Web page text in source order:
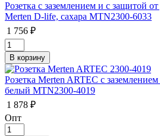
Розетка с заземлением и с защитой
Merten D-life, сахара MTN2300-6033
1 756 ₽
Розетка Merten ARTEC с
белый MTN2300-4019
1 878 ₽
Опт